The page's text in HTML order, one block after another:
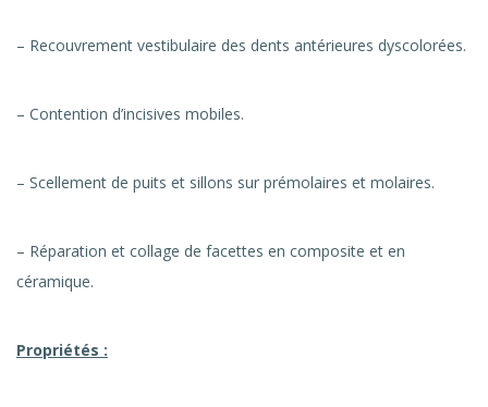
– Recouvrement vestibulaire des dents antérieures dyscolorées.
– Contention d’incisives mobiles.
– Scellement de puits et sillons sur prémolaires et molaires.
– Réparation et collage de facettes en composite et en
céramique.
Propriétés :